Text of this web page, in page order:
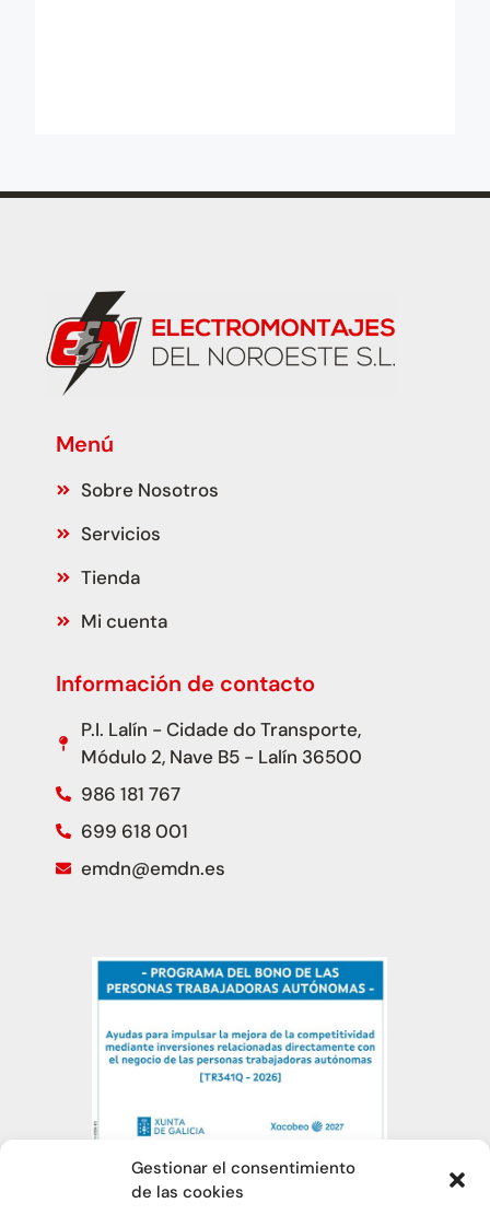
Gestionar el consentimiento
de las cookies
Menú
Sobre Nosotros
Servicios
Tienda
Mi cuenta
Información de contacto
P.I. Lalín - Cidade do Transporte,
Módulo 2, Nave B5 - Lalín 36500
986 181 767
699 618 001
emdn@emdn.es